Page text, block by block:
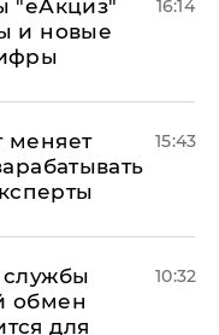
"еАкциз"
и новые
16:14
меняет
15:43
службы
обмен
для
10:32